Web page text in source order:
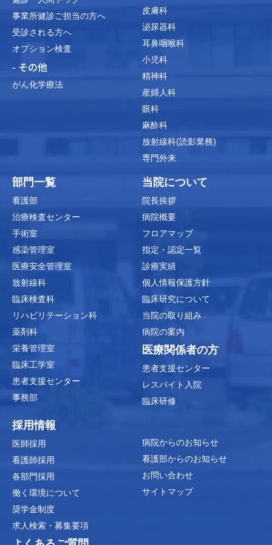
事業所健診ご担当の方へ
受診される方へ
オプション検査
- その他
がん化学療法
皮膚科
泌尿器科
耳鼻咽喉科
小児科
精神科
産婦人科
眼科
麻酔科
放射線科(読影業務)
専門外来
部門一覧
看護部
治療検査センター
手術室
感染管理室
医療安全管理室
放射線科
臨床検査科
リハビリテーション科
薬剤科
栄養管理室
臨床工学室
患者支援センター
事務部
当院について
院長挨拶
病院概要
フロアマップ
指定・認定一覧
診療実績
個人情報保護方針
臨床研究について
当院の取り組み
病院の案内
医療関係者の方
患者支援センター
レスパイト入院
臨床研修
採用情報
医師採用
看護師採用
各部門採用
働く環境について
奨学金制度
求人検索・募集要項
病院からのお知らせ
看護部からのお知らせ
お問い合わせ
サイトマップ